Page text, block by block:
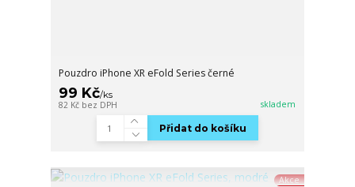
Pouzdro iPhone XR eFold Series černé
99 Kč/ks
82 Kč bez DPH skladem
Přidat do košíku
Akce